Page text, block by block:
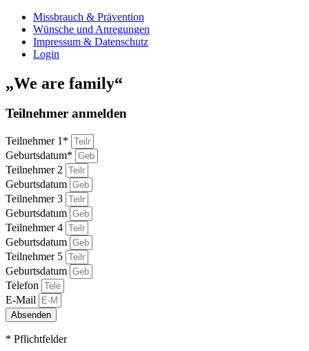
Missbrauch & Prävention
Wünsche und Anregungen
Impressum & Datenschutz
Login
„We are family“
Teilnehmer anmelden
Teilnehmer 1*
Geburtsdatum*
Teilnehmer 2
Geburtsdatum
Teilnehmer 3
Geburtsdatum
Teilnehmer 4
Geburtsdatum
Teilnehmer 5
Geburtsdatum
Telefon
E-Mail
Absenden
* Pflichtfelder